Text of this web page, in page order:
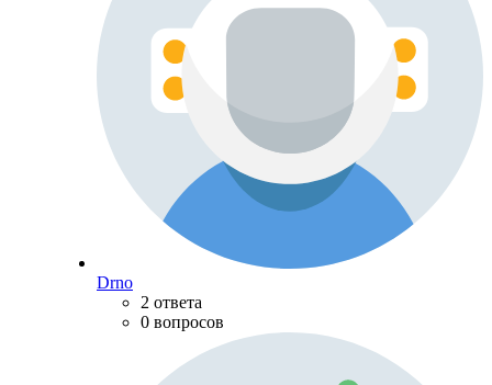
Drno
2 ответа
0 вопросов